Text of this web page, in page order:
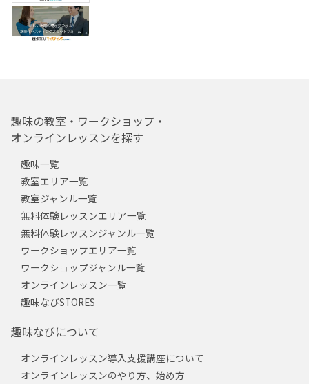
趣味の教室・ワークショップ・
オンラインレッスンを探す
趣味一覧
教室エリア一覧
教室ジャンル一覧
無料体験レッスンエリア一覧
無料体験レッスンジャンル一覧
ワークショップエリア一覧
ワークショップジャンル一覧
オンラインレッスン一覧
趣味なびSTORES
趣味なびについて
オンラインレッスン導入支援講座について
オンラインレッスンのやり方、始め方